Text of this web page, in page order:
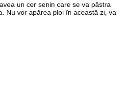
un cer senin care se va păstra
Nu vor apărea ploi în această zi, va